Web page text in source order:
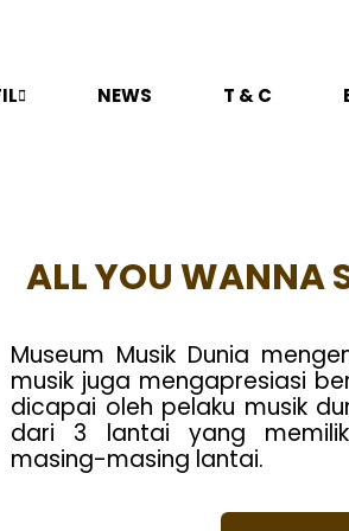
NEWS T & C
ALL YOU WANNA
Museum Musik Dunia
musik juga mengapresiasi
dicapai oleh pelaku musik
dari 3 lantai yang
masing-masing lantai.